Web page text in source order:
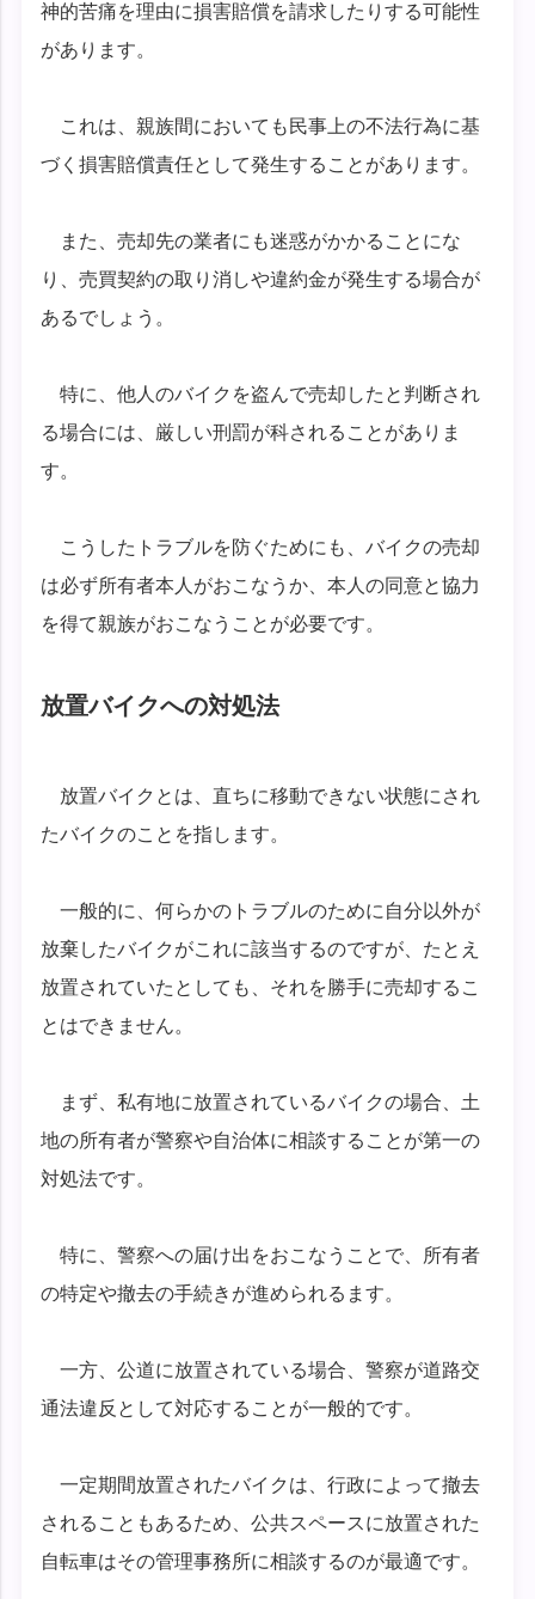
神的苦痛を理由に損害賠償を請求したりする可能性
があります。
これは、親族間においても民事上の不法行為に基
づく損害賠償責任として発生することがあります。
また、売却先の業者にも迷惑がかかることにな
り、売買契約の取り消しや違約金が発生する場合が
あるでしょう。
特に、他人のバイクを盗んで売却したと判断され
る場合には、厳しい刑罰が科されることがありま
す。
こうしたトラブルを防ぐためにも、バイクの売却
は必ず所有者本人がおこなうか、本人の同意と協力
を得て親族がおこなうことが必要です。
放置バイクへの対処法
放置バイクとは、直ちに移動できない状態にされ
たバイクのことを指します。
一般的に、何らかのトラブルのために自分以外が
放棄したバイクがこれに該当するのですが、たとえ
放置されていたとしても、それを勝手に売却するこ
とはできません。
まず、私有地に放置されているバイクの場合、土
地の所有者が警察や自治体に相談することが第一の
対処法です。
特に、警察への届け出をおこなうことで、所有者
の特定や撤去の手続きが進められるます。
一方、公道に放置されている場合、警察が道路交
通法違反として対応することが一般的です。
一定期間放置されたバイクは、行政によって撤去
されることもあるため、公共スペースに放置された
自転車はその管理事務所に相談するのが最適です。